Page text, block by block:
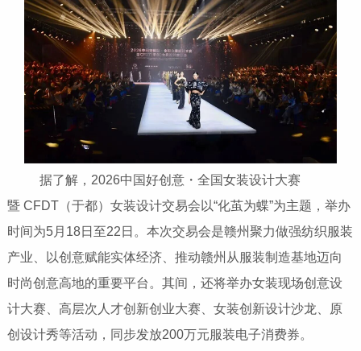
据了解，2026中国好创意・全国女装设计大赛
暨 CFDT（于都）女装设计交易会以“化茧为蝶”为主题，举办
时间为5月18日至22日。本次交易会是赣州聚力做强纺织服装
产业、以创意赋能实体经济、推动赣州从服装制造基地迈向
时尚创意高地的重要平台。其间，还将举办女装现场创意设
计大赛、高层次人才创新创业大赛、女装创新设计沙龙、原
创设计秀等活动，同步发放200万元服装电子消费券。